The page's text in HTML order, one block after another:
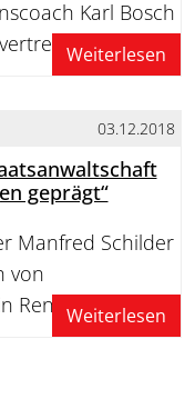
Karl Bosch
Weiterlesen
03.12.2018
geprägt“
Manfred Schilder
von
Renate Thanner
Weiterlesen